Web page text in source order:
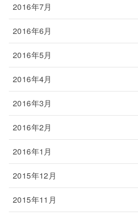
2016年7月
2016年6月
2016年5月
2016年4月
2016年3月
2016年2月
2016年1月
2015年12月
2015年11月